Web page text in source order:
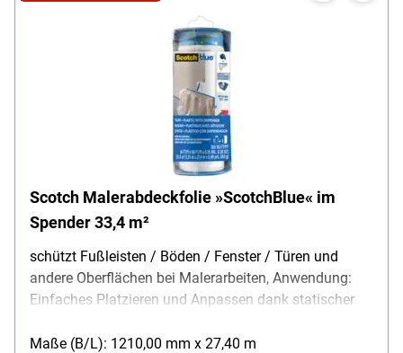
Scotch Malerabdeckfolie »ScotchBlue« im
Spender 33,4 m²
schützt Fußleisten / Böden / Fenster / Türen und
andere Oberflächen bei Malerarbeiten, Anwendung:
Einfaches Platzieren und Anpassen dank statischer
Folienmesser bequem auf die gewünschte Länge
Maße (B/L): 1210,00 mm x 27,40 m